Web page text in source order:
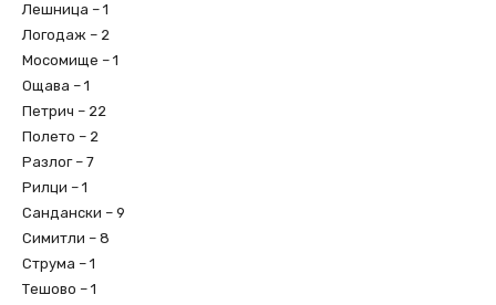
Лешница – 1
Логодаж – 2
Мосомище – 1
Ощава – 1
Петрич – 22
Полето – 2
Разлог – 7
Рилци – 1
Сандански – 9
Симитли – 8
Струма – 1
Тешово – 1